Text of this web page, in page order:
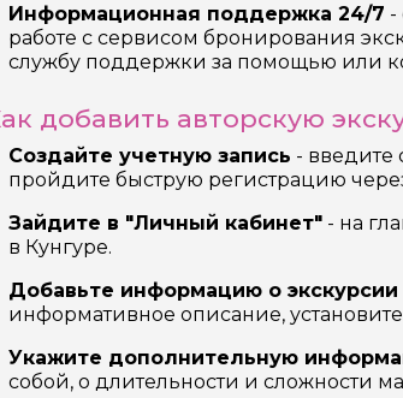
Информационная поддержка 24/7 -
работе с сервисом бронирования
службу поддержки за помощью или
добавить авторскую
Создайте учетную запись - введите
пройдите быструю регистрацию
Зайдите в "Личный кабинет" - на
в Кунгуре.
Добавьте информацию о экскурсии
информативное описание,
Укажите дополнительную
собой, о длительности и сложности